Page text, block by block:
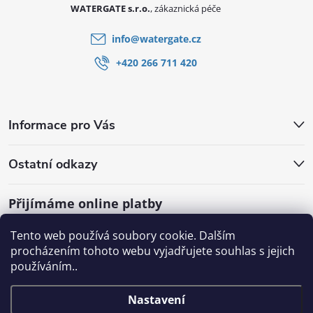
Tento web používá soubory cookie. Dalším
procházením tohoto webu vyjadřujete souhlas s jejich
používáním..
Nastavení
Informace pro Vás
Ostatní odkazy
Přijímáme online platby
WATERGATE s.r.o.
info@watergate.cz
+420 266 711 420